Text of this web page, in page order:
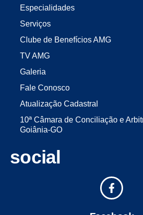
Especialidades
Serviços
Clube de Benefícios AMG
TV AMG
Galeria
Fale Conosco
Atualização Cadastral
10ª Câmara de Conciliação e
Goiânia-GO
social